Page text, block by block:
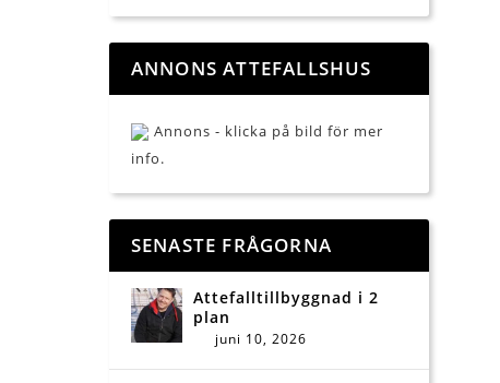
ANNONS ATTEFALLSHUS
Annons - klicka på bild för mer
info.
SENASTE FRÅGORNA
Attefalltillbyggnad i 2
plan
juni 10, 2026